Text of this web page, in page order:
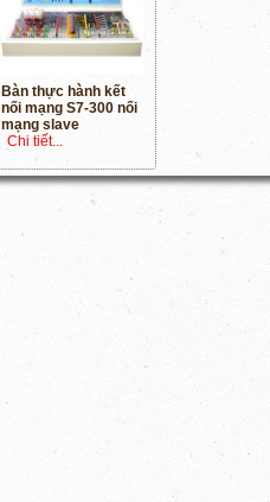
Bàn thực hành kết
nối mạng S7-300 nối
mạng slave
Chi tiết...